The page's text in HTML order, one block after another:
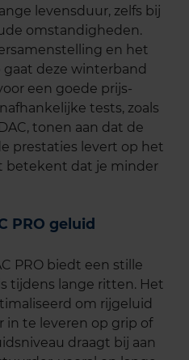
levensduur, zelfs bij
omstandigheden.
en het
deze winterband
een goede prijs-
tests, zoals
tonen aan dat de
prestaties levert op het
betekent dat je minder
PRO geluid
PRO biedt een stille
tijdens lange ritten. Het
om rijgeluid
in te leveren op grip of
draagt bij aan